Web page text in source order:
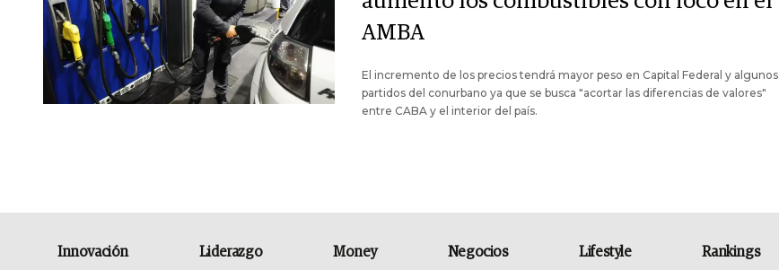
AMBA
El incremento de los precios tendrá mayor peso en Capital Federal y algunos
partidos del conurbano ya que se busca "acortar las diferencias de valores"
entre CABA y el interior del país.
Innovación Liderazgo Money Negocios Lifestyle Rankings